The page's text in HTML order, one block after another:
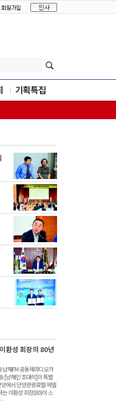
기획특집
환성 회장의 80년
남해FM 공동체라디오가
[남해인 초대석]의 특별
에서 단양관광호텔 에델
는 이환성 회장(80)이 스